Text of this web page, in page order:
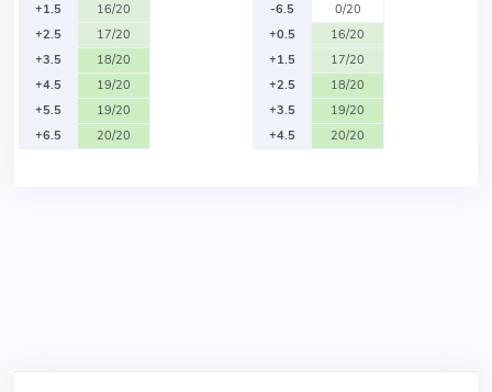
+1.5
16/20
+2.5
17/20
+3.5
18/20
+4.5
19/20
+5.5
19/20
+6.5
20/20
-6.5
0/20
+0.5
16/20
+1.5
17/20
+2.5
18/20
+3.5
19/20
+4.5
20/20